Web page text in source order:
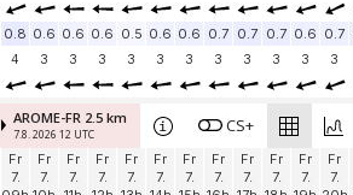
0.8 0.6 0.6 0.6 0.5 0.6 0.6 0.7 0.7 0.7 0.6 0.7
4
3 3 3 3 3 3 3 3 3 3 3
AROME-FR 2.5 km
7.8. 2026 12 UTC CS+
Fr
7.
Fr
7.
Fr
7.
Fr
7.
Fr
7.
Fr
7.
Fr
7.
Fr
7.
Fr
7.
Fr
7.
Fr
7.
Fr
7.